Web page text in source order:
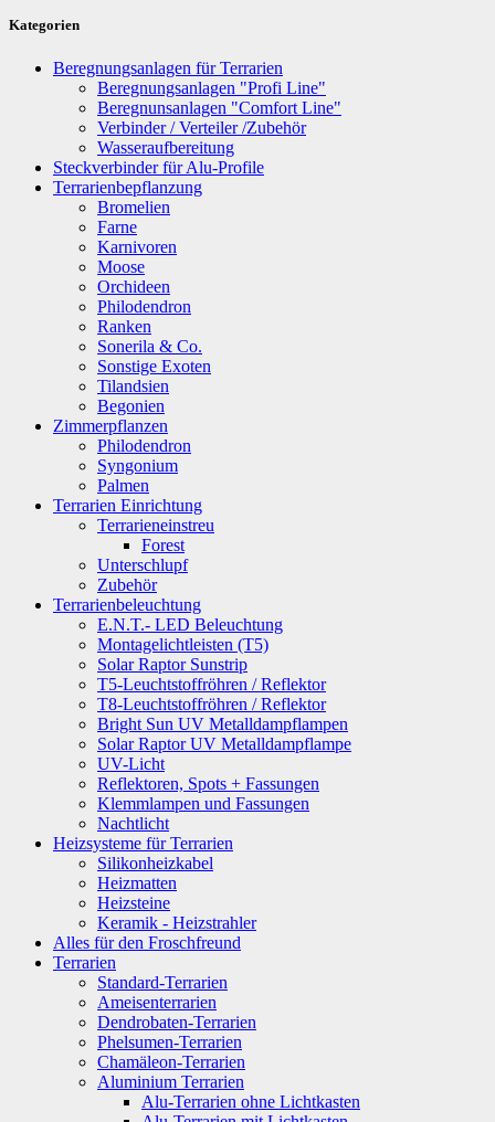
Kategorien
Beregnungsanlagen für Terrarien
Beregnungsanlagen "Profi Line"
Beregnunsanlagen "Comfort Line"
Verbinder / Verteiler /Zubehör
Wasseraufbereitung
Steckverbinder für Alu-Profile
Terrarienbepflanzung
Bromelien
Farne
Karnivoren
Moose
Orchideen
Philodendron
Ranken
Sonerila & Co.
Sonstige Exoten
Tilandsien
Begonien
Zimmerpflanzen
Philodendron
Syngonium
Palmen
Terrarien Einrichtung
Terrarieneinstreu
Forest
Unterschlupf
Zubehör
Terrarienbeleuchtung
E.N.T.- LED Beleuchtung
Montagelichtleisten (T5)
Solar Raptor Sunstrip
T5-Leuchtstoffröhren / Reflektor
T8-Leuchtstoffröhren / Reflektor
Bright Sun UV Metalldampflampen
Solar Raptor UV Metalldampflampe
UV-Licht
Reflektoren, Spots + Fassungen
Klemmlampen und Fassungen
Nachtlicht
Heizsysteme für Terrarien
Silikonheizkabel
Heizmatten
Heizsteine
Keramik - Heizstrahler
Alles für den Froschfreund
Terrarien
Standard-Terrarien
Ameisenterrarien
Dendrobaten-Terrarien
Phelsumen-Terrarien
Chamäleon-Terrarien
Aluminium Terrarien
Alu-Terrarien ohne Lichtkasten